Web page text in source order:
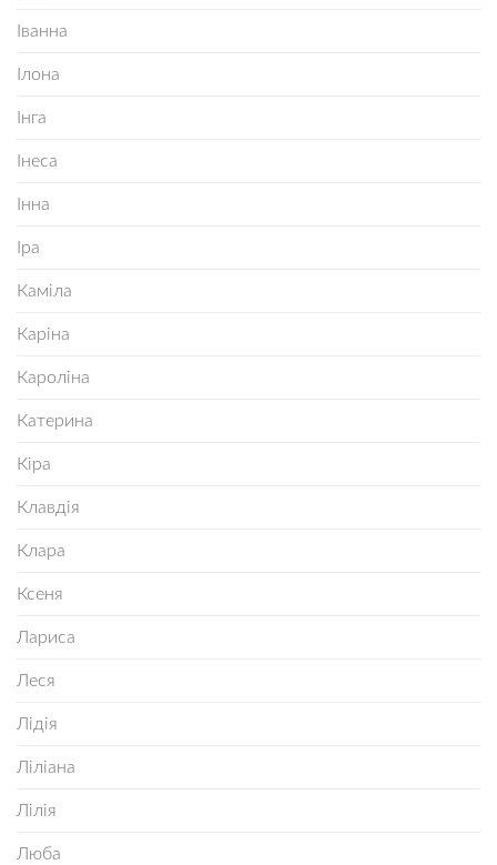
Іванна
Ілона
Інга
Інеса
Інна
Іра
Каміла
Каріна
Кароліна
Катерина
Кіра
Клавдія
Клара
Ксеня
Лариса
Леся
Лідія
Ліліана
Лілія
Люба